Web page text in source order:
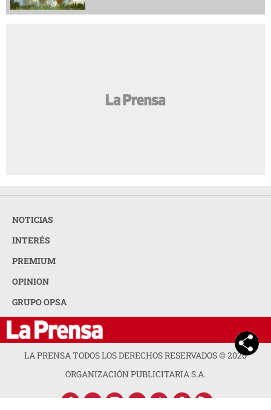
NOTICIAS
INTERÉS
PREMIUM
OPINION
GRUPO OPSA
LA PRENSA TODOS LOS DERECHOS RESERVADOS ©2026
ORGANIZACIÓN PUBLICITARIA S.A.